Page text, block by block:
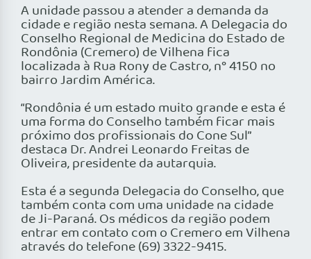
A unidade passou a atender a demanda da
cidade e região nesta semana. A Delegacia do
Conselho Regional de Medicina do Estado de
Rondônia (Cremero) de Vilhena fica
localizada à Rua Rony de Castro, n° 4150 no
bairro Jardim América.
“Rondônia é um estado muito grande e esta é
uma forma do Conselho também ficar mais
próximo dos profissionais do Cone Sul”
destaca Dr. Andrei Leonardo Freitas de
Oliveira, presidente da autarquia.
Esta é a segunda Delegacia do Conselho, que
também conta com uma unidade na cidade
de Ji-Paraná. Os médicos da região podem
entrar em contato com o Cremero em Vilhena
através do telefone (69) 3322-9415.